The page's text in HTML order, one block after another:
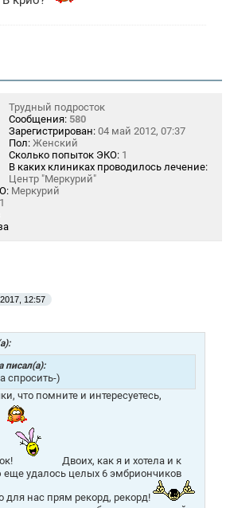
Трудный подросток
Сообщения: 580
Зарегистрирован: 04 май 2012, 07:37
Пол: Женский
Сколько попыток ЭКО: 1
В каких клиниках проводилось лечение:
Центр "Меркурий"
Меркурий
1
12:57
писал(а):
спросить-)
что помните и интересуетесь,
Двоих, как я и хотела и к
еще удалось целых 6 эмбриончиков
для нас прям рекорд, рекорд!